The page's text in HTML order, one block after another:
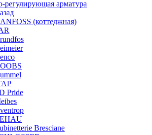
регулирующая арматура
(коттеджная)
Pride
Bresciane